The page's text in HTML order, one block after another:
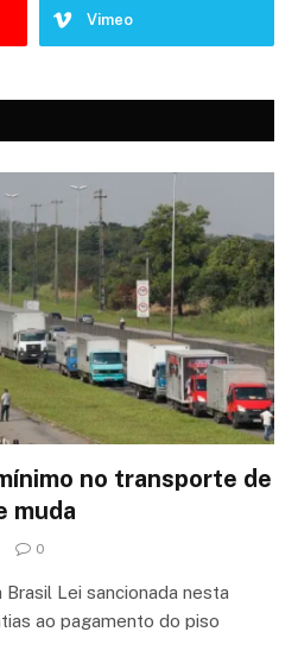
Vimeo
no transporte de
muda
0
Lei sancionada nesta
ao pagamento do piso